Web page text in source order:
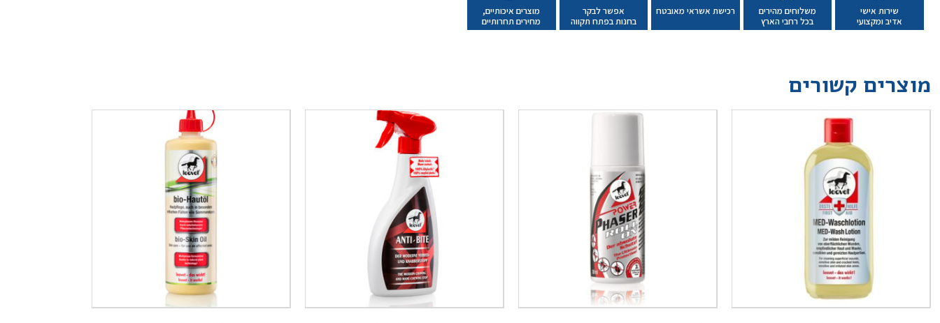
שירות אישי
אדיב ומקצועי
משלוחים מהירים
בכל רחבי הארץ
רכישת אשראי מאובטח
אפשר לבקר
בחנות בפתח תקווה
מוצרים איכותיים,
מחירים תחרותיים
מוצרים קשורים